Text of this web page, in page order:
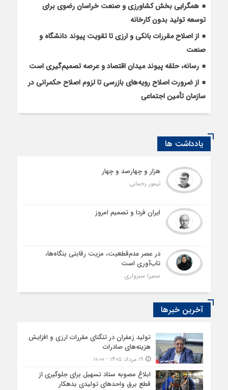
همگرایی بخش کشاورزی و صنعت خراسان رضوی برای
توسعه تولید بدون کارخانه
از اصلاح مقررات بانکی و ارزی تا تقویت پیوند دانشگاه و
صنعت
رسانه، حلقه پیوند میدان اقتصاد و عرصه تصمیم‌گیری است
از ضرورت اصلاح رویه‌های بازرسی تا لزوم اصلاح حکمرانی در
سازمان تأمین اجتماعی
یادداشت ها
هزار و چهارصد و چهار
تیمور رحمانی
ایران فردا و تصمیم امروز
در عصر عدم‌قطعیت، مزیت رقابتی بنگاه‌ها،
تاب‌آوری است
سمیرا سبزواری
آخرین خبرها
تولید زعفران در تنگنای مقررات ارزی و افزایش
هزینه‌های صادرات
ابلاغ مصوبه ستاد تسهیل برای جلوگیری از
قطع برق واحدهای تولیدی بدهکار